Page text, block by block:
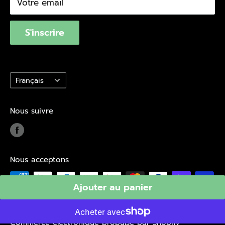
Ajouter au panier
Québec Loi 29
Votre email
S'inscrire
Langue
Français
Nous suivre
Nous acceptons
© 2026 Branchaud
Commerce électronique propulsé par Shopify